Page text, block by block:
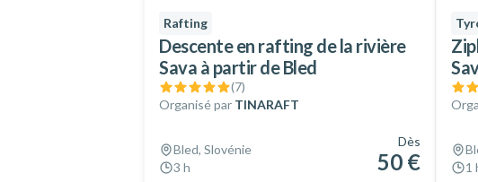
Rafting
Descente en rafting de la rivière
Sava à partir de Bled
(7)
Organisé par TINARAFT
Bled, Slovénie
3 h
Dès
50 €
1